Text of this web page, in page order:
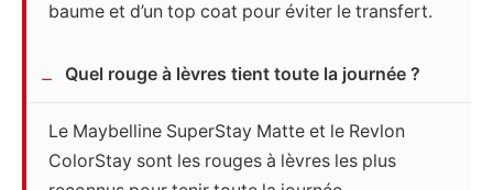
baume et d’un top coat pour éviter le transfert.
Quel rouge à lèvres tient toute la journée ?
Le Maybelline SuperStay Matte et le Revlon
ColorStay sont les rouges à lèvres les plus